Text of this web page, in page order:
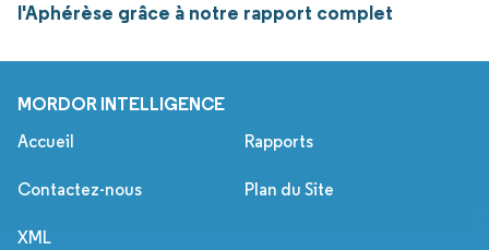
l'Aphérèse grâce à notre rapport complet
MORDOR INTELLIGENCE
Accueil Rapports
Contactez-nous Plan du Site
XML